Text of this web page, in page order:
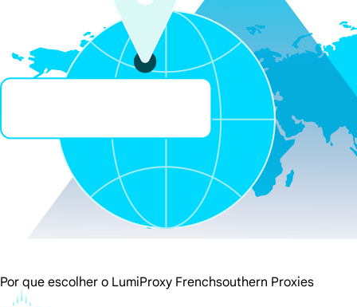
Por que escolher o LumiProxy Frenchsouthern Proxies